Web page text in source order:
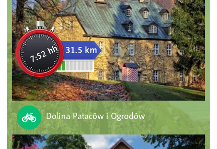
7:52 hh 31.5 km
Dolina Pałaców i Ogrodów